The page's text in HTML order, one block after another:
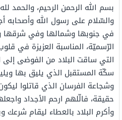
بسم الله الرحمن الرحيم، والحمد
والسّلام على رسول الله وأصحابه
في جنوبها وشمالها وفي شرقها
الرّسميّة، المناسبة العزيزة في
التي ساقت البلاد من الفوضى إلى
سكّة المستقبل الذي يليق بها
وشجاعة الفرسان الذي قاتلوا
حقيقة، فالّلهم ارحم الأجداد
وأكرم البلاد بالعطاء ليقام شرعك